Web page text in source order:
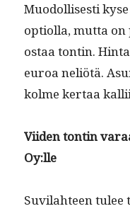
Muodol­lis­es­ti
opti­ol­la, mut­ta on
ostaa ton­tin.
euroa neliötä.
kolme ker­taa
Viiden ton­tin
Oy:lle
Suvi­lah­teen tulee